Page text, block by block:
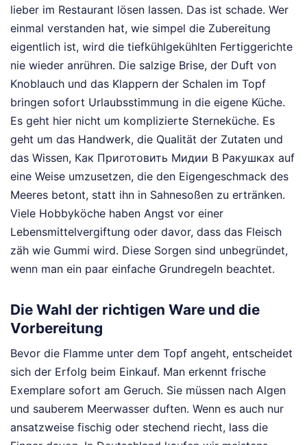
lieber im Restaurant lösen lassen. Das ist schade. Wer
einmal verstanden hat, wie simpel die Zubereitung
eigentlich ist, wird die tiefkühlgekühlten Fertiggerichte
nie wieder anrühren. Die salzige Brise, der Duft von
Knoblauch und das Klappern der Schalen im Topf
bringen sofort Urlaubsstimmung in die eigene Küche.
Es geht hier nicht um komplizierte Sterneküche. Es
geht um das Handwerk, die Qualität der Zutaten und
das Wissen, Как Приготовить Мидии В Ракушках auf
eine Weise umzusetzen, die den Eigengeschmack des
Meeres betont, statt ihn in Sahnesoßen zu ertränken.
Viele Hobbyköche haben Angst vor einer
Lebensmittelvergiftung oder davor, dass das Fleisch
zäh wie Gummi wird. Diese Sorgen sind unbegründet,
wenn man ein paar einfache Grundregeln beachtet.
Die Wahl der richtigen Ware und die
Vorbereitung
Bevor die Flamme unter dem Topf angeht, entscheidet
sich der Erfolg beim Einkauf. Man erkennt frische
Exemplare sofort am Geruch. Sie müssen nach Algen
und sauberem Meerwasser duften. Wenn es auch nur
ansatzweise fischig oder stechend riecht, lass die